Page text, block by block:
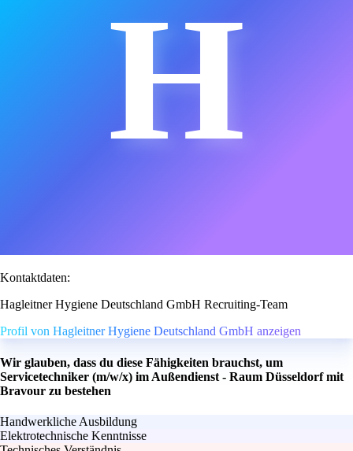
H
Kontaktdaten:
Hagleitner Hygiene Deutschland GmbH Recruiting-Team
Profil von Hagleitner Hygiene Deutschland GmbH anzeigen
Wir glauben, dass du diese Fähigkeiten brauchst, um
Servicetechniker (m/w/x) im Außendienst - Raum Düsseldorf mit
Bravour zu bestehen
Handwerkliche Ausbildung
Elektrotechnische Kenntnisse